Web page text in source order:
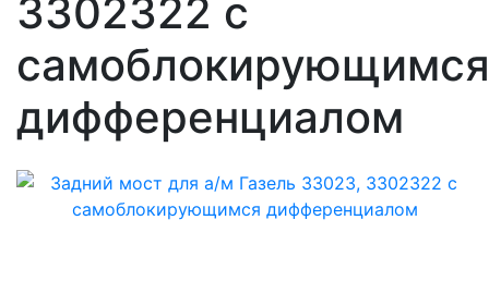
3302322 с
самоблокирующимся
дифференциалом